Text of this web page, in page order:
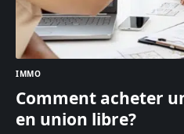
IMMO
Comment acheter
en union libre?